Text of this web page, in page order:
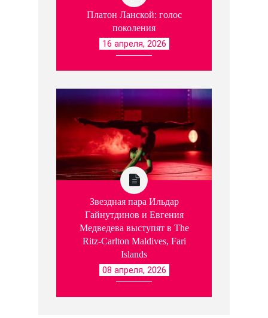
Платон Ланской: голос
поколения
16 апреля, 2026
Звездная пара Ильдар
Гайнутдинов и Евгения
Медведева выступят в The
Ritz-Carlton Maldives, Fari
Islands
08 апреля, 2026